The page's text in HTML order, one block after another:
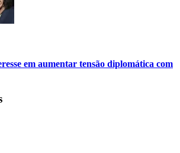
em aumentar tensão diplomática com